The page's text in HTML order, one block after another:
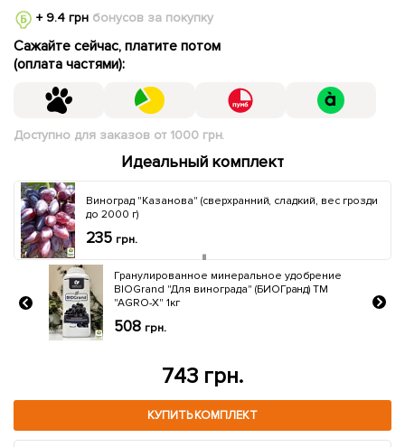
+ 9.4 грнбонусов за покупку
Сажайте сейчас, платите потом
(оплата частями):
Доступно для заказов от 1000 грн.
Идеальный комплект
Виноград "Казанова" (сверхранний, сладкий, вес грозди
до 2000 г)
235 грн.
Минеральное удобрение BIOHYPER EXTRA
"Для винограда" (Биохайпер Экстра) ТМ
"AGRO-X" 100г
185грн.
420 грн.
КУПИТЬ КОМПЛЕКТ